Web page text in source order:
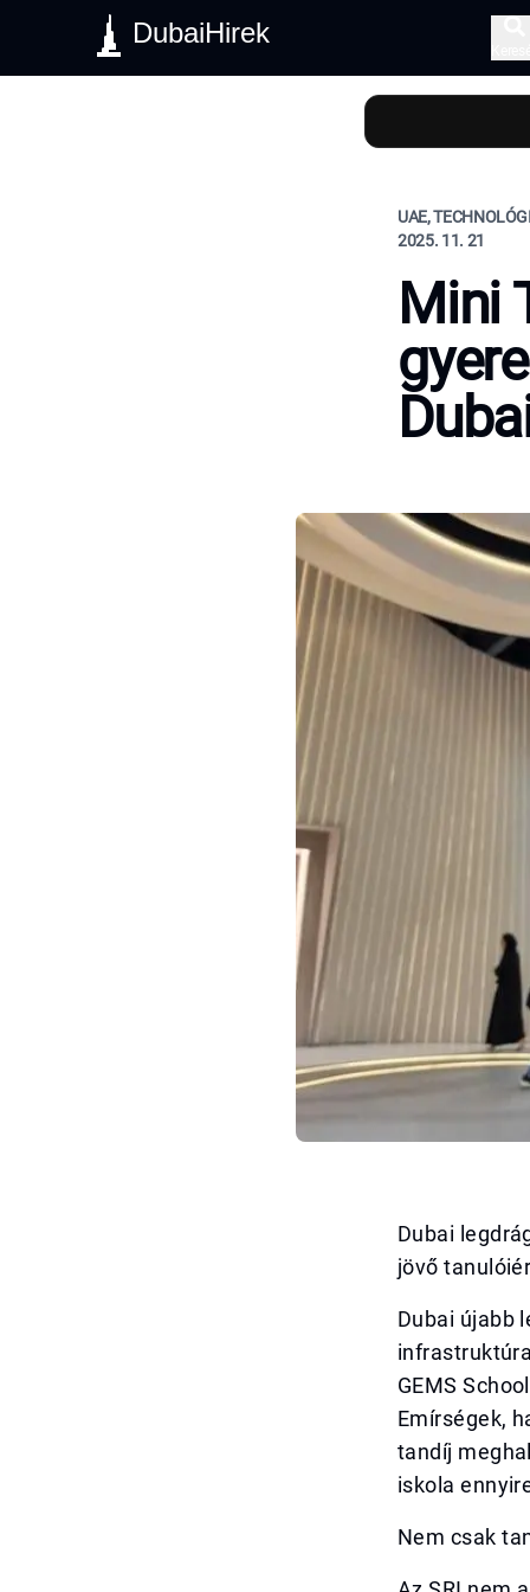
DubaiHirek
UAE,
2025. 11. 21
Mini
Dubai
jövő
Dubai újabb
GEMS
Emírségek,
tandíj
iskola
Nem csak